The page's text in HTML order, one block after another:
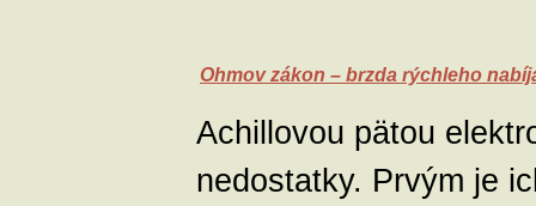
Ohmov zákon – brzda rýchleho
Achillovou pätou
nedostatky. Prvým je